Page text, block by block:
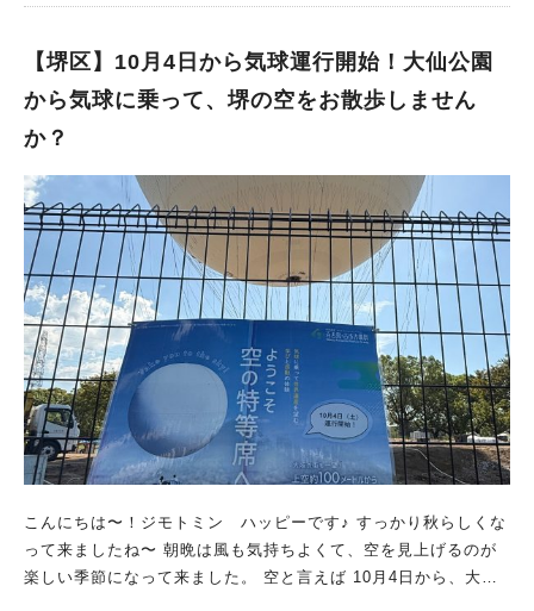
（※月曜日が祝日の場合は翌日※年末年始・メンテナンス休館あ
市立ビッグバン”全館で行われている企画展、「う米(まい)！おコ
メってい稲(いね)！」。 2階では、お米にまつわる豆知識が展示
イズなどが行われています。 4階では、おにぎり屋さんごっこで
遊べたりお米がどうやってできるのか学べたりするとのこと！ ■
大人気のワークショップも！ また、期間中特定日に開催される
ワークショップも見逃せません！ 期間中の土日には、工作ワー
クショップが行われます。 2月11日までの土日には、今年の干支
である『馬』のかぶりものを作れちゃうそう！ 2月14日～4月12
日までの土日では、『キラキラ変身マスク』作りにチャレンジで
きます。 スペースキッチンでは、2月23日（月祝）には米粉パ
ン、3月22日(日)にはおむすびパンのパン教室が開かれます！ な
お、これらに参加するには、チケットを購入する必要がありま
す。先着順で、定員があるのでご注意ください。 お米をもっと
コメってい稲(いね)！」は、遊びながら学べるイベントです。 豆
知識コーナーや体験型の企画もあるので、ぜひ参加してください
ね。 ビッグバンに行ったら、もっとお米が好きになること間違
【堺区】10月4日から気球運行開始！大仙公園
から気球に乗って、堺の空をお散歩しません
か？
こんにちは〜！ジモトミン ハッピーです♪ すっかり秋らしくな
って来ましたね〜 朝晩は風も気持ちよくて、空を見上げるのが
楽しい季節になって来ました。 空と言えば 10月4日から、大仙